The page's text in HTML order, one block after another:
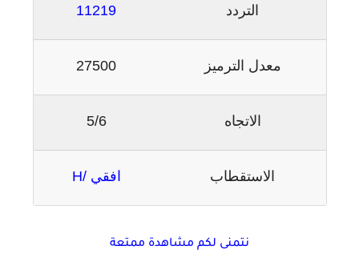
التردد 11219
معدل الترميز 27500
الاتجاه 5/6
الاستقطاب افقي /H
نتمنى لكم مشاهدة ممتعة